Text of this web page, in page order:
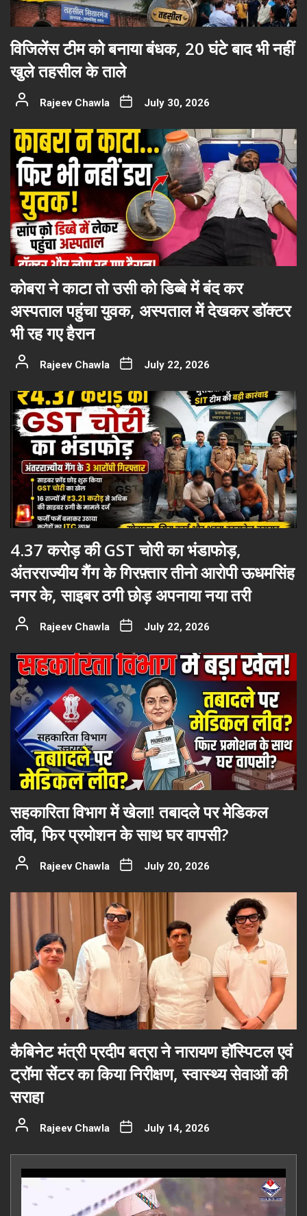
विजिलेंस टीम को बनाया बंधक, 20 घंटे बाद भी नहीं
खुले तहसील के ताले
Rajeev Chawla July 30, 2026
कोबरा ने काटा तो उसी को डिब्बे में बंद कर
अस्पताल पहुंचा युवक, अस्पताल में देखकर डॉक्टर
भी रह गए हैरान
Rajeev Chawla July 22, 2026
4.37 करोड़ की GST चोरी का भंडाफोड़,
अंतरराज्यीय गैंग के गिरफ़्तार तीनो आरोपी ऊधमसिंह
नगर के, साइबर ठगी छोड़ अपनाया नया तरी
Rajeev Chawla July 22, 2026
सहकारिता विभाग में खेला! तबादले पर मेडिकल
लीव, फिर प्रमोशन के साथ घर वापसी?
Rajeev Chawla July 20, 2026
कैबिनेट मंत्री प्रदीप बत्रा ने नारायण हॉस्पिटल एवं
ट्रॉमा सेंटर का किया निरीक्षण, स्वास्थ्य सेवाओं की
सराहा
Rajeev Chawla July 14, 2026